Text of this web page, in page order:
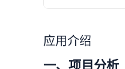
应用介绍
一、项目分析